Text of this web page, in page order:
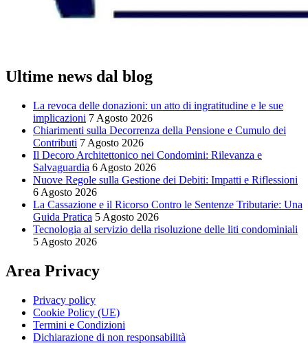
Ultime news dal blog
La revoca delle donazioni: un atto di ingratitudine e le sue
implicazioni 7 Agosto 2026
Chiarimenti sulla Decorrenza della Pensione e Cumulo dei
Contributi 7 Agosto 2026
Il Decoro Architettonico nei Condomini: Rilevanza e
Salvaguardia 6 Agosto 2026
Nuove Regole sulla Gestione dei Debiti: Impatti e Riflessioni
6 Agosto 2026
La Cassazione e il Ricorso Contro le Sentenze Tributarie: Una
Guida Pratica 5 Agosto 2026
Tecnologia al servizio della risoluzione delle liti condominiali
5 Agosto 2026
Area Privacy
Privacy policy
Cookie Policy (UE)
Termini e Condizioni
Dichiarazione di non responsabilità